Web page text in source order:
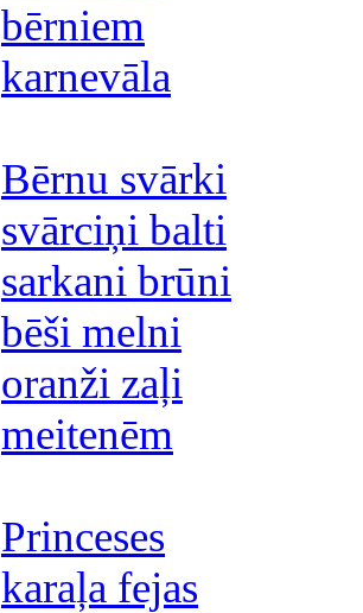
bērniem
karnevāla
Bērnu svārki
svārciņi balti
sarkani brūni
bēši melni
oranži zaļi
meitenēm
Princeses
karaļa fejas